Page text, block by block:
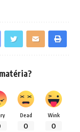
Dead
0
Wink
0